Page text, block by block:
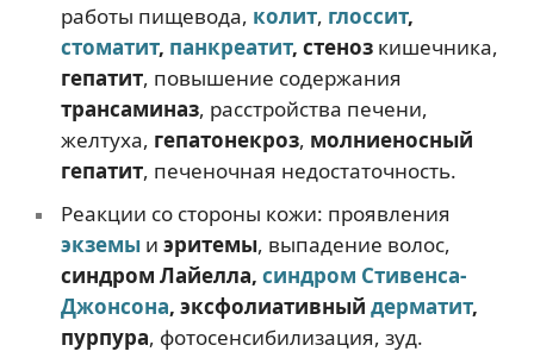
работы пищевода, колит, глоссит,
стоматит, панкреатит, стенозкишечника,
гепатит, повышение содержания
трансаминаз, расстройства печени,
желтуха, гепатонекроз, молниеносный
гепатит, печеночная недостаточность.
Реакции со стороны кожи: проявления
экземыи эритемы, выпадение волос,
синдром Лайелла, синдром Стивенса-
Джонсона, эксфолиативный дерматит,
пурпура, фотосенсибилизация, зуд.